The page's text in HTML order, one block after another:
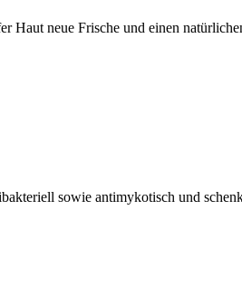
Haut neue Frische und einen
sowie antimykotisch und